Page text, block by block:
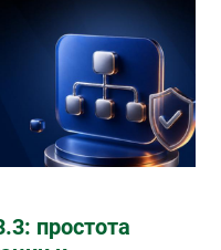
простота